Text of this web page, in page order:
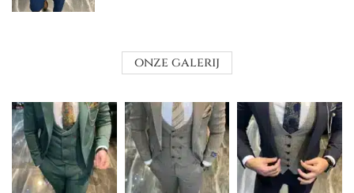
onze galerij